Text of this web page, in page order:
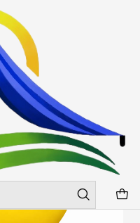
Santiago
3 mt. xx 1 mt Turbina